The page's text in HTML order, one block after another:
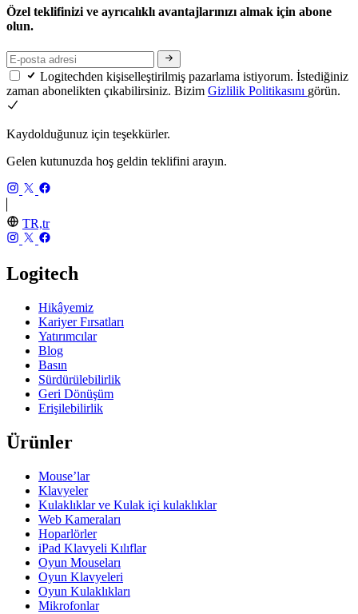
Özel teklifinizi ve ayrıcalıklı avantajlarınızı almak için abone
olun.
Logitechden kişiselleştirilmiş pazarlama istiyorum. İstediğiniz
zaman abonelikten çıkabilirsiniz. Bizim Gizlilik Politikasını görün.
Kaydolduğunuz için teşekkürler.
Gelen kutunuzda hoş geldin teklifini arayın.
TR,tr
Logitech
Hikâyemiz
Kariyer Fırsatları
Yatırımcılar
Blog
Basın
Sürdürülebilirlik
Geri Dönüşüm
Erişilebilirlik
Ürünler
Mouse’lar
Klavyeler
Kulaklıklar ve Kulak içi kulaklıklar
Web Kameraları
Hoparlörler
iPad Klavyeli Kılıflar
Oyun Mouseları
Oyun Klavyeleri
Oyun Kulaklıkları
Mikrofonlar